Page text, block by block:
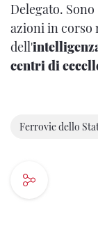
Delegato.
azioni in corso
dell'
centri di
Ferrovie dello